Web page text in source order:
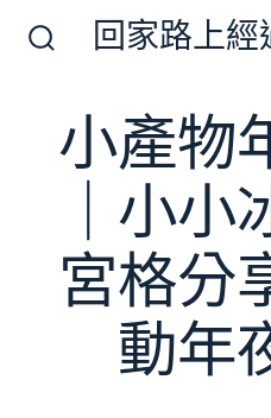
換
開
回家路上
小產物
｜小
宮格分
動年